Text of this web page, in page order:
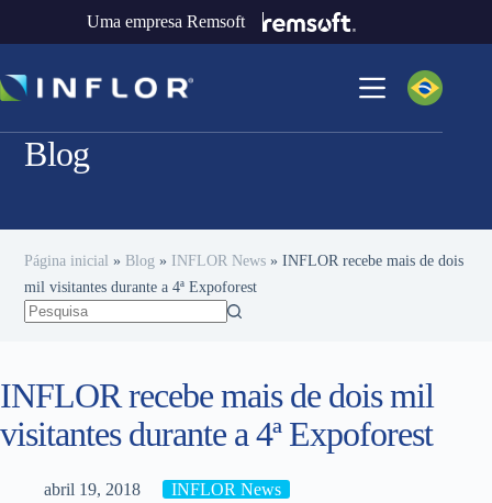
Uma empresa Remsoft
Blog
Página inicial » Blog » INFLOR News »INFLOR recebe mais de dois
mil visitantes durante a 4ª Expoforest
INFLOR recebe mais de dois mil
visitantes durante a 4ª Expoforest
abril 19, 2018 INFLOR News